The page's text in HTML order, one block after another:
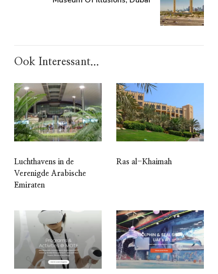
Ook Interessant...
Luchthavens in de
Verenigde Arabische
Emiraten
Ras al-Khaimah